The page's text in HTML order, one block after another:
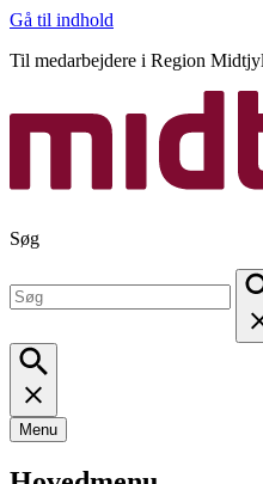
Gå til indhold
Til medarbejdere i Region
Søg
Menu